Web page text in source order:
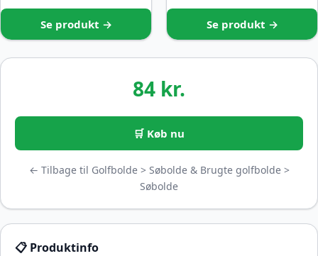
Se produkt → Se produkt →
84 kr.
🛒 Køb nu
← Tilbage til Golfbolde > Søbolde & Brugte golfbolde >
Søbolde
📋 Produktinfo